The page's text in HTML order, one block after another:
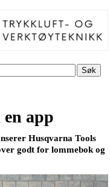
Søk
app
Husqvarna Tools
godt for lommebok og